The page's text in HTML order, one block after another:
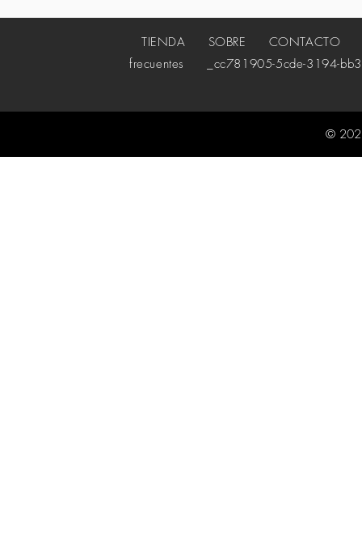
TIENDA SOBRE CONTACTO
frecuentes
_cc781905-5cde-3194-
©